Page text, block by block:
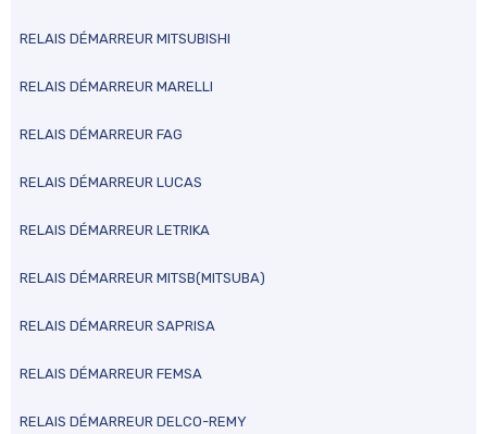
RELAIS DÉMARREUR MITSUBISHI
RELAIS DÉMARREUR MARELLI
RELAIS DÉMARREUR FAG
RELAIS DÉMARREUR LUCAS
RELAIS DÉMARREUR LETRIKA
RELAIS DÉMARREUR MITSB(MITSUBA)
RELAIS DÉMARREUR SAPRISA
RELAIS DÉMARREUR FEMSA
RELAIS DÉMARREUR DELCO-REMY